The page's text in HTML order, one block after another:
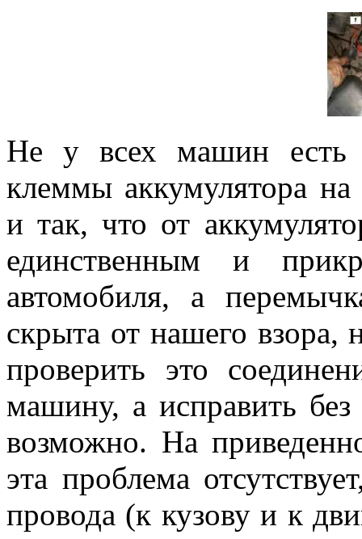
Не у всех машин есть
клеммы аккумулятора на
и так, что от
единственным и
автомобиля, а
скрыта от нашего взора,
проверить это
машину, а исправить
возможно. На
эта проблема
провода (к кузову и к